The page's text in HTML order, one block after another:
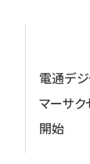
電通デ
マーサ
開始